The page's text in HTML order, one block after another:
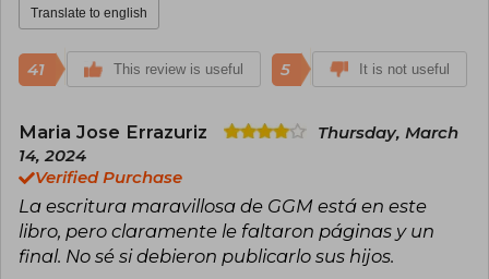
Translate to english
41 This review is useful 5 It is not useful
Maria Jose Errazuriz
Thursday, March
14, 2024
Verified Purchase
La escritura maravillosa de GGM está en este
libro, pero claramente le faltaron páginas y un
final. No sé si debieron publicarlo sus hijos.